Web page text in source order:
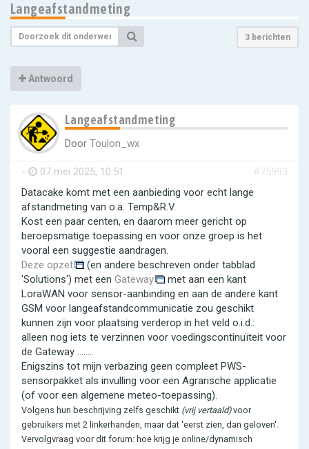
Langeafstandmeting
3 berichten
Antwoord
Langeafstandmeting
Door Toulon_wx
- 07 mei 2025, 10:51
#75993
Datacake komt met een aanbieding voor echt lange
afstandmeting van o.a. Temp&R.V.
Kost een paar centen, en daarom meer gericht op
beroepsmatige toepassing en voor onze groep is het
vooral een suggestie aandragen.
Deze opzet
(en andere beschreven onder tabblad
'Solutions') met een Gateway
met aan een kant
LoraWAN voor sensor-aanbinding en aan de andere kant
GSM voor langeafstandcommunicatie zou geschikt
kunnen zijn voor plaatsing verderop in het veld o.i.d.:
alleen nog iets te verzinnen voor voedingscontinuïteit voor
de Gateway ........
Enigszins tot mijn verbazing geen compleet PWS-
sensorpakket als invulling voor een Agrarische applicatie
(of voor een algemene meteo-toepassing).
Volgens hun beschrijving zelfs geschikt (vrij vertaald)voor
gebruikers met 2 linkerhanden, maar dat 'eerst zien, dan geloven'.
Vervolgvraag voor dit forum: hoe krijg je online/dynamisch